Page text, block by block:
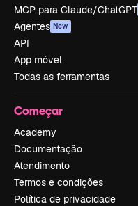
MCP para Claude/ChatGPT
Agentes New
API
App móvel
Todas as ferramentas
Começar
Academy
Documentação
Atendimento
Termos e condições
Política de privacidade